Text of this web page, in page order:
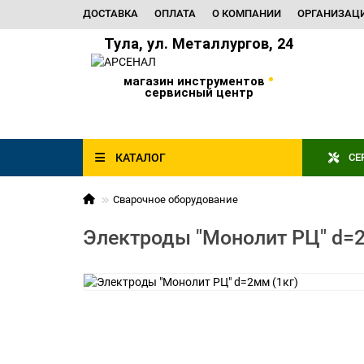
ДОСТАВКА ОПЛАТА О КОМПАНИИ
Тула, ул. Металлургов, 24
магазин инструментов •
сервисный центр
КАТАЛОГ
Сварочное оборудование
Электроды "Монолит РЦ"